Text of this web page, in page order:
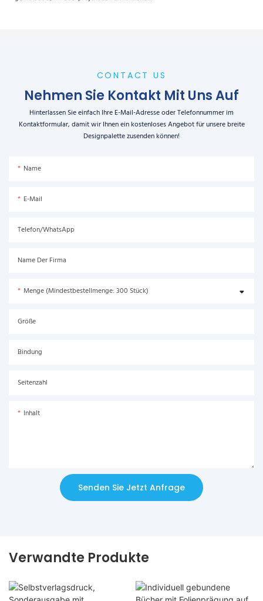
CONTACT US
Nehmen Sie Kontakt Mit Uns Auf
Hinterlassen Sie einfach Ihre E-Mail-Adresse oder Telefonnummer im
Kontaktformular, damit wir Ihnen ein kostenloses Angebot für unsere breite
Designpalette zusenden können!
Name
E-Mail
Telefon/WhatsApp
Name Der Firma
Menge (Mindestbestellmenge: 300 Stück)
Größe
Bindung
Seitenzahl
Inhalt
Senden Sie Jetzt Anfrage
Verwandte Produkte